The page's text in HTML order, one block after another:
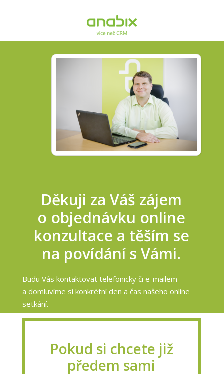
Děkuji za Váš zájem
o objednávku online
konzultace a těším se
na povídání s Vámi.
Budu Vás kontaktovat telefonicky či e-mailem
a domluvíme si konkrétní den a čas našeho online
setkání.
Pokud si chcete již
předem sami